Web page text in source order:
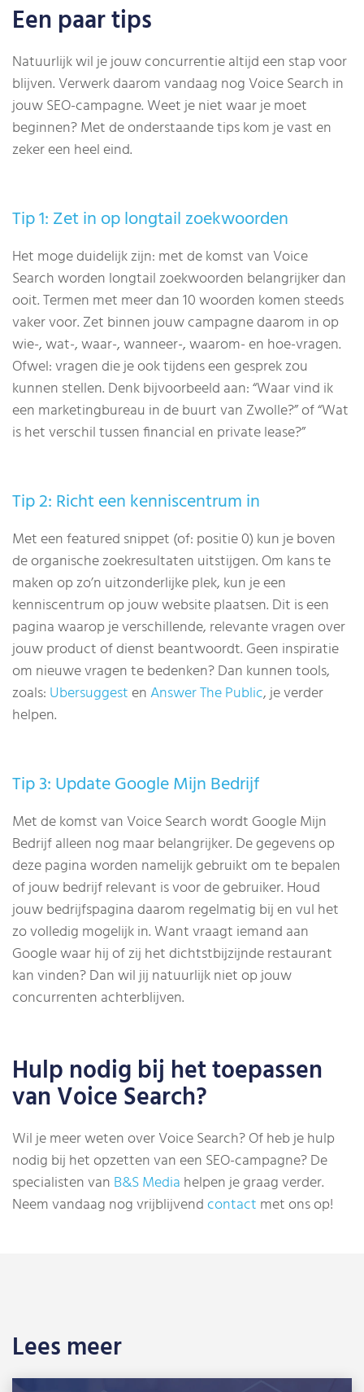
Een paar tips
Natuurlijk wil je jouw concurrentie altijd een stap voor
blijven. Verwerk daarom vandaag nog Voice Search in
jouw SEO-campagne. Weet je niet waar je moet
beginnen? Met de onderstaande tips kom je vast en
zeker een heel eind.
Tip 1: Zet in op longtail zoekwoorden
Het moge duidelijk zijn: met de komst van Voice
Search worden longtail zoekwoorden belangrijker dan
ooit. Termen met meer dan 10 woorden komen steeds
vaker voor. Zet binnen jouw campagne daarom in op
wie-, wat-, waar-, wanneer-, waarom- en hoe-vragen.
Ofwel: vragen die je ook tijdens een gesprek zou
kunnen stellen. Denk bijvoorbeeld aan: “Waar vind ik
een marketingbureau in de buurt van Zwolle?” of “Wat
is het verschil tussen financial en private lease?”
Tip 2: Richt een kenniscentrum in
Met een featured snippet (of: positie 0) kun je boven
de organische zoekresultaten uitstijgen. Om kans te
maken op zo’n uitzonderlijke plek, kun je een
kenniscentrum op jouw website plaatsen. Dit is een
pagina waarop je verschillende, relevante vragen over
jouw product of dienst beantwoordt. Geen inspiratie
om nieuwe vragen te bedenken? Dan kunnen tools,
zoals: UbersuggestenAnswer The Public, je verder
helpen.
Tip 3: Update Google Mijn Bedrijf
Met de komst van Voice Search wordt Google Mijn
Bedrijf alleen nog maar belangrijker. De gegevens op
deze pagina worden namelijk gebruikt om te bepalen
of jouw bedrijf relevant is voor de gebruiker. Houd
jouw bedrijfspagina daarom regelmatig bij en vul het
zo volledig mogelijk in. Want vraagt iemand aan
Google waar hij of zij het dichtstbijzijnde restaurant
kan vinden? Dan wil jij natuurlijk niet op jouw
concurrenten achterblijven.
Hulp nodig bij het toepassen
van Voice Search?
Wil je meer weten over Voice Search? Of heb je hulp
nodig bij het opzetten van een SEO-campagne? De
specialisten van B&S Media helpen je graag verder.
Neem vandaag nog vrijblijvendcontact met ons op!
Lees meer